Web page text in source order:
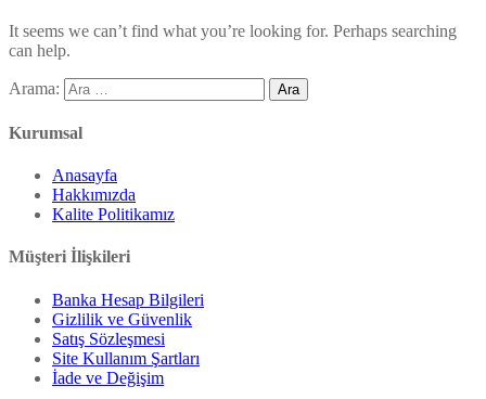
It seems we can’t find what you’re looking for. Perhaps searching
can help.
Arama:
Kurumsal
Anasayfa
Hakkımızda
Kalite Politikamız
Müşteri İlişkileri
Banka Hesap Bilgileri
Gizlilik ve Güvenlik
Satış Sözleşmesi
Site Kullanım Şartları
İade ve Değişim